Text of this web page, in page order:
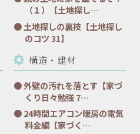
（１）【土地探し…
土地探しの裏技【土地探し
のコツ 31】
構造・建材
外壁の汚れを落とす【家づ
くり日々勉強 7…
24時間エアコン暖房の電気
料金編【家づく…